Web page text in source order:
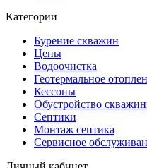
Категории
Бурение скважин
Цены
Водоочистка
Геотермальное
Кессоны
Обустройство
Септики
Монтаж септика
Сервисное